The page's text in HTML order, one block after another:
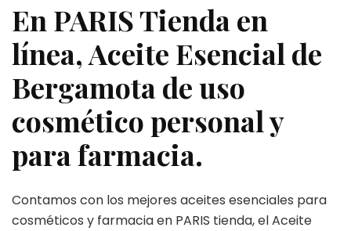
En PARIS Tienda en
línea, Aceite Esencial de
Bergamota de uso
cosmético personal y
para farmacia.
Contamos con los mejores aceites esenciales para
cosméticos y farmacia en PARIS tienda, el Aceite